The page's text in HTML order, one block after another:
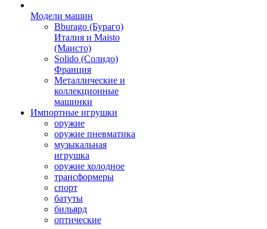
Модели машин
Bburago (Бураго)
Италия и Maisto
(Маисто)
Solido (Солидо)
Франция
Металлические и
коллекционные
машинки
Импортные игрушки
оружие
оружие пневматика
музыкальная
игрушка
оружие холодное
трансформеры
спорт
батуты
бильярд
оптические